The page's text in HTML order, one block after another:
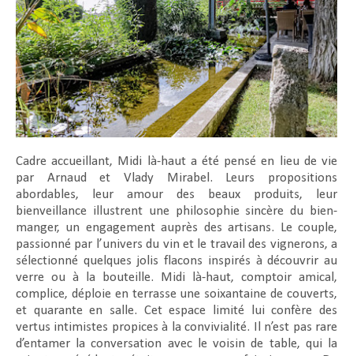
Cadre accueillant, Midi là-haut a été pensé en lieu de vie
par Arnaud et Vlady Mirabel. Leurs propositions
abordables, leur amour des beaux produits, leur
bienveillance illustrent une philosophie sincère du bien-
manger, un engagement auprès des artisans. Le couple,
passionné par l’univers du vin et le travail des vignerons, a
sélectionné quelques jolis flacons inspirés à découvrir au
verre ou à la bouteille. Midi là-haut, comptoir amical,
complice, déploie en terrasse une soixantaine de couverts,
et quarante en salle. Cet espace limité lui confère des
vertus intimistes propices à la convivialité. Il n’est pas rare
d’entamer la conversation avec le voisin de table, qui la